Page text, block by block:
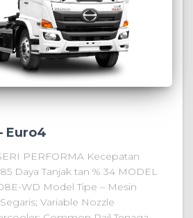
Euro4
PERFORMA Kecepatan
Daya Tanjak tan % 34 MODEL
WD Model Tipe – Mesin
Variable Nozzle